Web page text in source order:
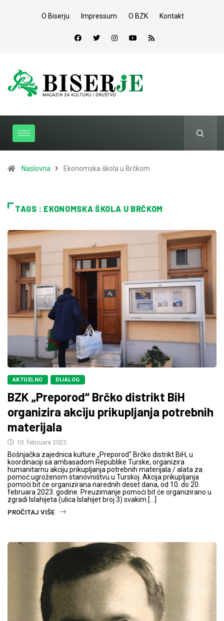
O Biserju Impressum O BZK Kontakt
Naslovna Ekonomska škola u Brčkom
TAGS : EKONOMSKA ŠKOLA U BRČKOM
AKTUELNO DIJALOG
BZK „Preporod“ Brčko distrikt BiH
organizira akciju prikupljanja potrebnih
materijala
10. februara 2023.
Bošnjačka zajednica kulture „Preporod“ Brčko distrikt BiH, u
koordinaciji sa ambasadom Republike Turske, organizira
humanitarnu akciju prikupljanja potrebnih materijala / alata za
pomoć ugroženom stanovništvu u Turskoj. Akcija prikupljanja
pomoći bit će organizirana narednih deset dana, od 10. do 20.
februara 2023. godine. Preuzimanje pomoći bit će organizirano u
zgradi Islahijeta (ulica Islahijet broj 3) svakim […]
PROČITAJ VIŠE